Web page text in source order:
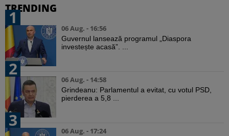
TRENDING
1
06 Aug. - 16:56
Guvernul lansează programul „Diaspora
investește acasă”. ...
2
06 Aug. - 14:58
Grindeanu: Parlamentul a evitat, cu votul PSD,
pierderea a 5,8 ...
3
06 Aug. - 17:24